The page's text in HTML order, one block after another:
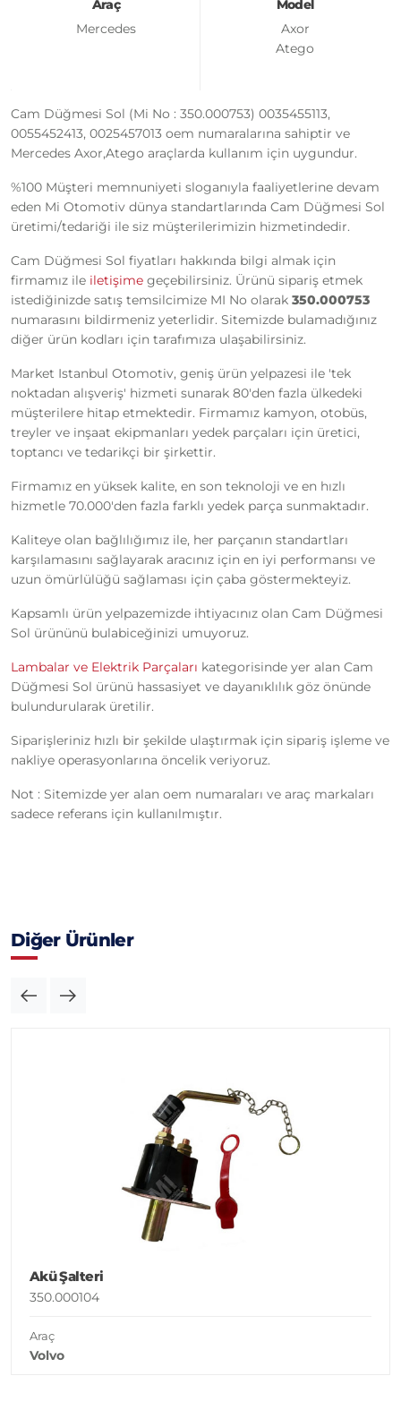
Araç
Mercedes
Model
Axor
Atego
Cam Düğmesi Sol (Mi No : 350.000753) 0035455113,
0055452413, 0025457013 oem numaralarına sahiptir ve
Mercedes Axor,Atego araçlarda kullanım için uygundur.
%100 Müşteri memnuniyeti sloganıyla faaliyetlerine devam
eden Mi Otomotiv dünya standartlarında Cam Düğmesi Sol
üretimi/tedariği ile siz müşterilerimizin hizmetindedir.
Cam Düğmesi Sol fiyatları hakkında bilgi almak için
firmamız ile iletişime geçebilirsiniz. Ürünü sipariş etmek
istediğinizde satış temsilcimize MI No olarak 350.000753
numarasını bildirmeniz yeterlidir. Sitemizde bulamadığınız
diğer ürün kodları için tarafımıza ulaşabilirsiniz.
Market Istanbul Otomotiv, geniş ürün yelpazesi ile 'tek
noktadan alışveriş' hizmeti sunarak 80'den fazla ülkedeki
müşterilere hitap etmektedir. Firmamız kamyon, otobüs,
treyler ve inşaat ekipmanları yedek parçaları için üretici,
toptancı ve tedarikçi bir şirkettir.
Firmamız en yüksek kalite, en son teknoloji ve en hızlı
hizmetle 70.000'den fazla farklı yedek parça sunmaktadır.
Kaliteye olan bağlılığımız ile, her parçanın standartları
karşılamasını sağlayarak aracınız için en iyi performansı ve
uzun ömürlülüğü sağlaması için çaba göstermekteyiz.
Kapsamlı ürün yelpazemizde ihtiyacınız olan Cam Düğmesi
Sol ürününü bulabiceğinizi umuyoruz.
Lambalar ve Elektrik Parçaları kategorisinde yer alan Cam
Düğmesi Sol ürünü hassasiyet ve dayanıklılık göz önünde
bulundurularak üretilir.
Siparişleriniz hızlı bir şekilde ulaştırmak için sipariş işleme ve
nakliye operasyonlarına öncelik veriyoruz.
Not : Sitemizde yer alan oem numaraları ve araç markaları
sadece referans için kullanılmıştır.
Diğer Ürünler
Akü Şalteri
350.000104
Araç
Volvo